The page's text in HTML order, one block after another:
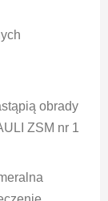
obrady
ZSM nr 1